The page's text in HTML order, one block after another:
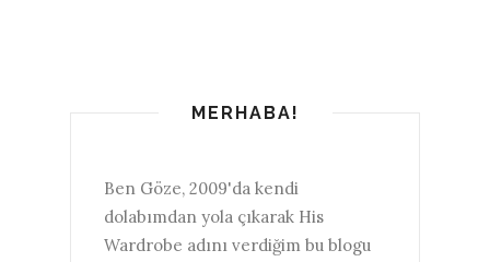
MERHABA!
Ben Göze, 2009'da kendi
dolabımdan yola çıkarak His
Wardrobe adını verdiğim bu blogu